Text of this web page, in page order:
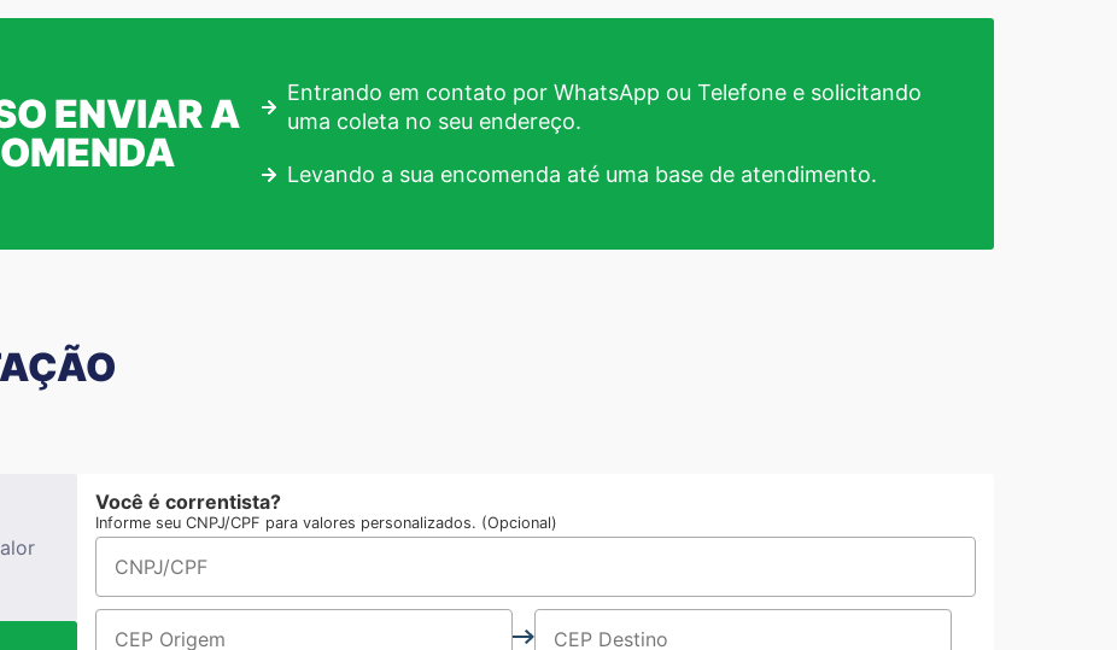
ENVIAR A
Entrando em contato por WhatsApp ou Telefone e solicitando
uma coleta no seu endereço.
Levando a sua encomenda até uma base de atendimento.
Você é correntista?
Informe seu CNPJ/CPF para valores personalizados. (Opcional)